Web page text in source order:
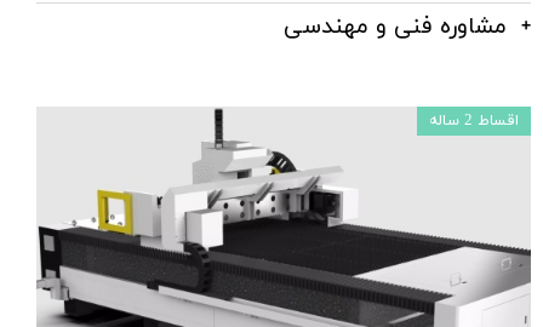
مشاوره فنی و مهندسی
اقساط 2 ساله